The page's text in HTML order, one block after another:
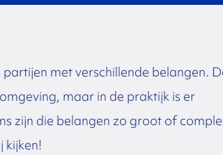
met verschillende belangen.
maar in de praktijk is er
zijn die belangen zo groot of
kijken!